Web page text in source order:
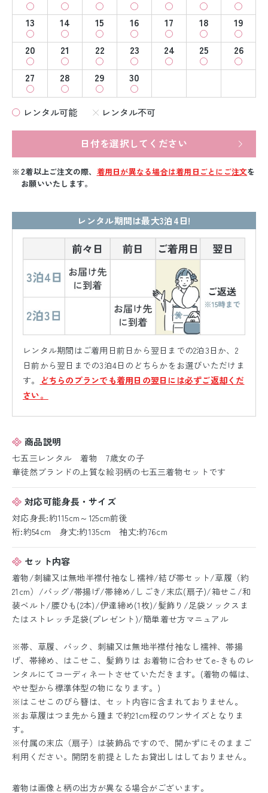
13
14 15 16 17 18
19
20
21 22 23 24 25
26
27
28 29 30
レンタル可能 レンタル不可
日付を選択してください
2着以上ご注文の際、 着用日が異なる場合は着用日ごとにご注文を
お願いいたします。
レンタル期間は最大3泊4日!
レンタル期間はご着用日前日から翌日までの2泊3日か、2
日前から翌日までの3泊4日のどちらかをお選びいただけま
す。
どちらのプランでも着用日の翌日には必ずご返却くだ
さい。
商品説明
七五三レンタル 着物 7歳女の子
華徒然ブランドの上質な絵羽柄の七五三着物セットです
対応可能身長・サイズ
対応身長:約115cm～125cm前後
裄:約54cm 身丈:約135cm 袖丈:約76cm
セット内容
着物/刺繍又は無地半襟付袖なし襦袢/結び帯セット/草履（約
21cm）/バッグ/帯揚げ/帯締め/しごき/末広(扇子)/箱せこ/和
装ベルト/腰ひも(2本)/伊達締め(1枚)/髪飾り/足袋ソックスま
たはストレッチ足袋(プレゼント)/簡単着せ方マニュアル
※帯、草履、バック、刺繍又は無地半襟付袖なし襦袢、帯揚
げ、帯締め、はこせこ、髪飾りは お着物に合わせてe-きものレ
ンタルにてコーディネートさせていただきます。(着物の幅は、
やせ型から標準体型の物になります。)
※はこせこのびら簪は、セット内容に含まれておりません。
※お草履はつま先から踵まで約21cm程のワンサイズとなりま
す。
※付属の末広（扇子）は装飾品ですので、開かずにそのままご
利用ください。開閉を前提としたお貸出しはしておりません。
着物は画像と柄の出方が異なる場合がございます。